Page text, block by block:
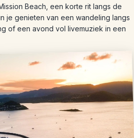
Beach, een korte rit langs de
je genieten van een wandeling langs
of een avond vol livemuziek in een